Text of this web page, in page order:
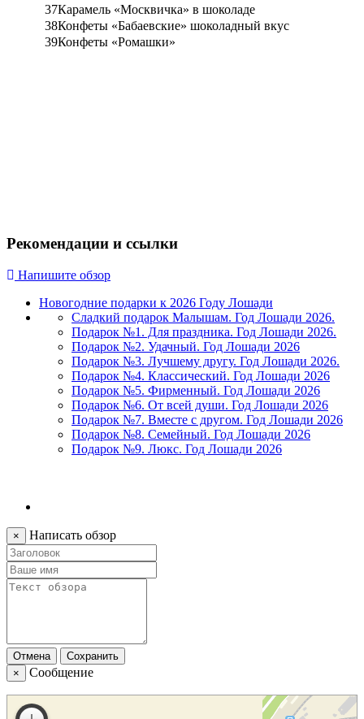
37Карамель «Москвичка» в шоколаде
38Конфеты «Бабаевские» шоколадный вкус
39Конфеты «Ромашки»
Рекомендации и ссылки
Напишите обзор
Новогодние подарки к 2026 Году Лошади
Сладкий подарок Малышам. Год Лошади 2026.
Подарок №1. Для праздника. Год Лошади 2026.
Подарок №2. Удачный. Год Лошади 2026
Подарок №3. Лучшему другу. Год Лошади 2026.
Подарок №4. Классический. Год Лошади 2026
Подарок №5. Фирменный. Год Лошади 2026
Подарок №6. От всей души. Год Лошади 2026
Подарок №7. Вместе с другом. Год Лошади 2026
Подарок №8. Семейный. Год Лошади 2026
Подарок №9. Люкс. Год Лошади 2026
× Написать обзор
Отмена
Сохранить
×
Сообщение